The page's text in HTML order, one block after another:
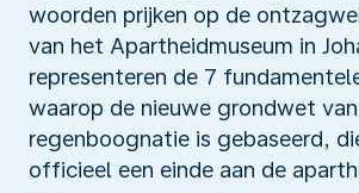
woorden prijken op de
van het Apartheidmuseum in
representeren de 7
waarop de nieuwe grondwet
regenboognatie is gebaseerd,
officieel een einde aan de